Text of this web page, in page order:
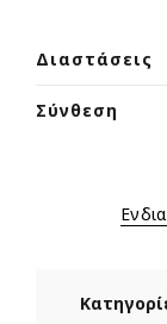
Διαστάσεις
Σύνθεση